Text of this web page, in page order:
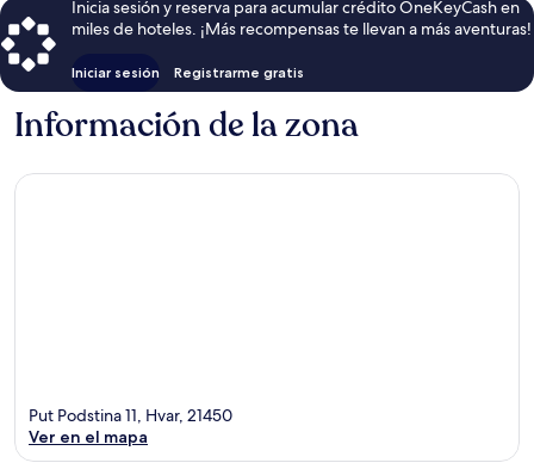
Inicia sesión y reserva para acumular crédito OneKeyCash en
miles de hoteles. ¡Más recompensas te llevan a más aventuras!
Iniciar sesión Registrarme gratis
Información de la zona
Put Podstina 11, Hvar, 21450
Ver en el mapa